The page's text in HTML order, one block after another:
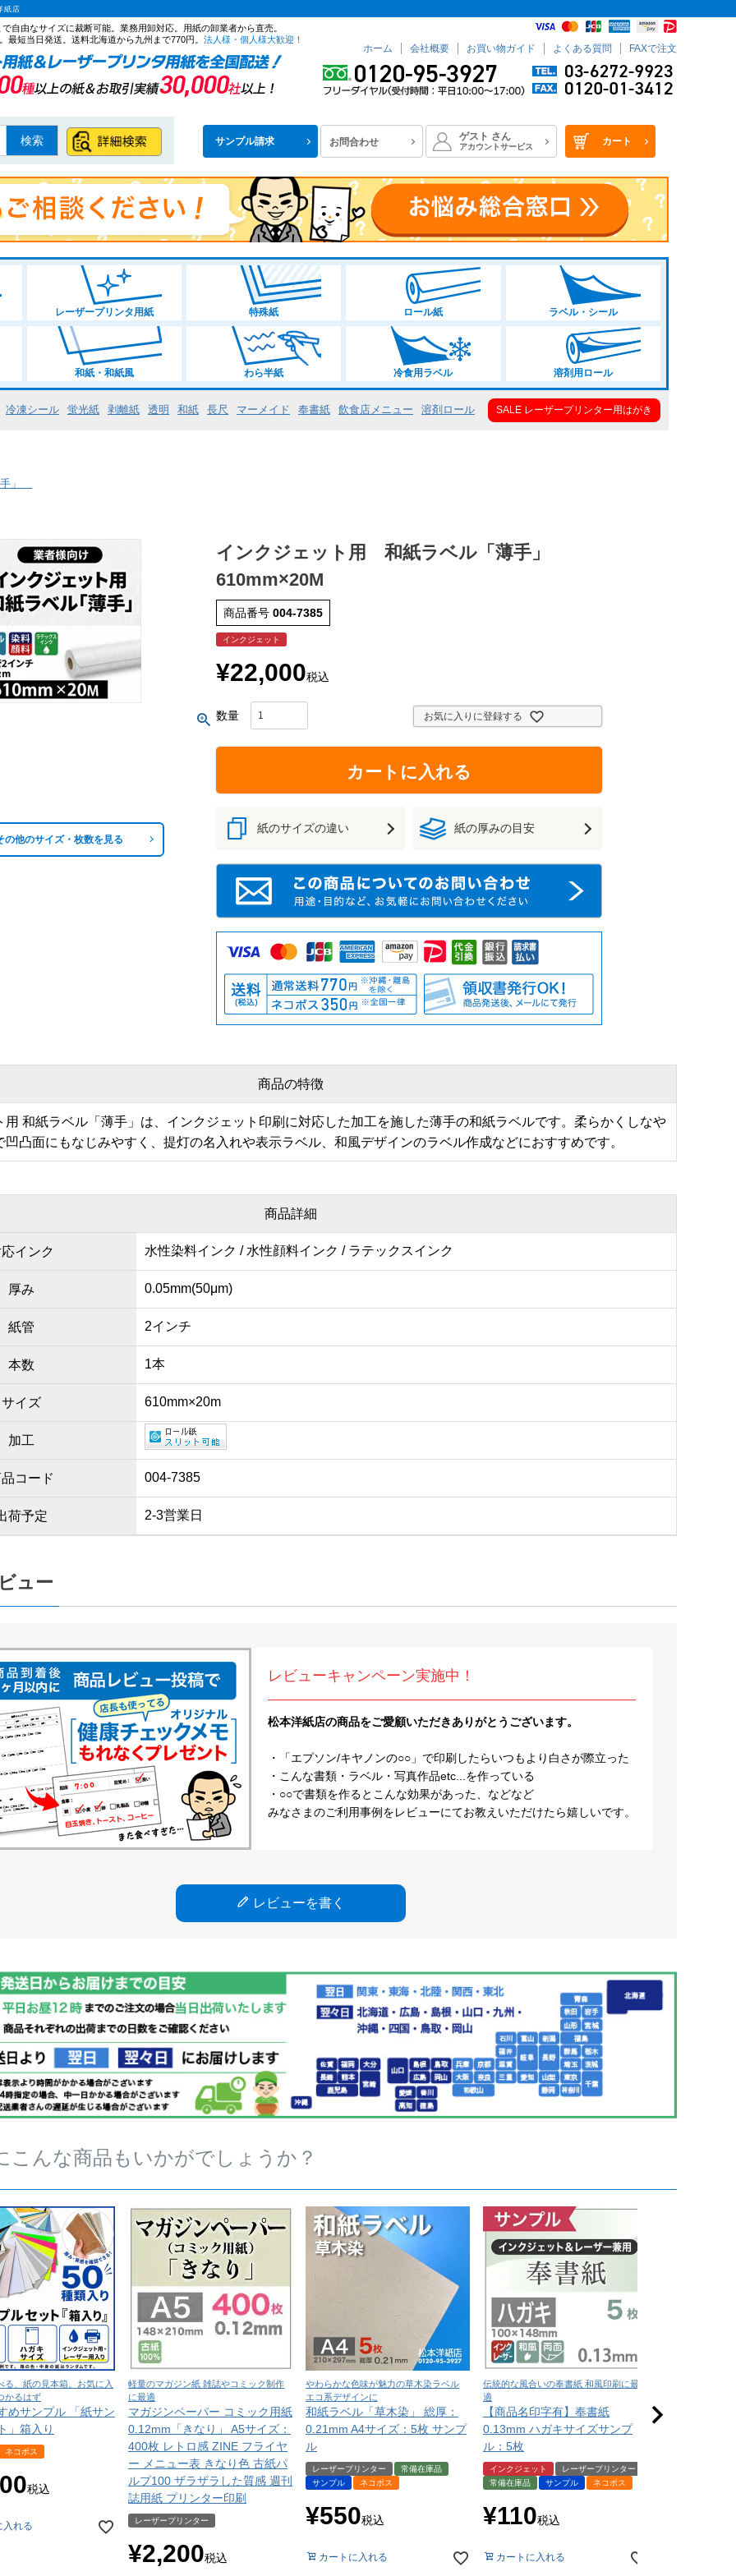
紙店
自由なサイズに裁断可能。業務用卸対応。用紙の卸業者から直売。
最短当日発送。送料北海道から九州まで770円。 法人様・個人様大歓迎！
ホーム 会社概要 お買い物ガイド よくある質問 FAXで注文
サンプル請求 お問合わせ ゲスト さん
アカウントサービス カート
検索
レーザープリンタ用紙 特殊紙 ロール紙 ラベル・シール
和紙・和紙風 わら半紙 冷食用ラベル 溶剤用ロール
冷凍シール 蛍光紙 剥離紙 透明 和紙 長尺 マーメイド 奉書紙 飲食店メニュー 溶剤ロール SALE レーザープリンター用はがき
手」
の他のサイズ・枚数を見る
インクジェット用 和紙ラベル「薄手」
610mm×20M
商品番号 004-7385
インクジェット
¥22,000税込
お気に入りに登録する
カートに入れる
紙のサイズの違い 紙の厚みの目安
商品の特徴
用 和紙ラベル「薄手」は、インクジェット印刷に対応した加工を施した薄手の和紙ラベルです。柔らかくしなや
凹凸面にもなじみやすく、提灯の名入れや表示ラベル、和風デザインのラベル作成などにおすすめです。
商品詳細
インク 水性染料インク / 水性顔料インク / ラテックスインク
厚み 0.05mm(50μm)
紙管 2インチ
本数 1本
サイズ 610mm×20m
加工
コード 004-7385
荷予定 2-3営業日
ュー
レビューキャンペーン実施中！
松本洋紙店の商品をご愛顧いただきありがとうございます。
・「エプソン/キヤノンの○○」で印刷したらいつもより白さが際立った
・こんな書類・ラベル・写真作品etc...を作っている
・○○で書類を作るとこんな効果があった、などなど
みなさまのご利用事例をレビューにてお教えいただけたら嬉しいです。
レビューを書く
こんな商品もいかがでしょうか？
る、紙の見本箱。お気に入
かるはず
めサンプル 「紙サン
」箱入り
ネコポス
税込
入れる
軽量のマガジン紙 雑誌やコミック制作
に最適
マガジンペーパー コミック用紙
0.12mm「きなり」 A5サイズ：
400枚 レトロ感 ZINE フライヤ
ー メニュー表 きなり色 古紙パ
ルプ100 ザラザラした質感 週刊
誌用紙 プリンター印刷
レーザープリンター
¥2,200税込
やわらかな色味が魅力の草木染ラベル
エコ系デザインに
和紙ラベル「草木染」 総厚：
0.21mm A4サイズ：5枚 サンプ
ル
レーザープリンター
常備在庫品
サンプル
ネコポス
¥550税込
カートに入れる
伝統的な風合いの奉書紙 和風印刷に最
適
【商品名印字有】奉書紙
0.13mm ハガキサイズサンプ
ル：5枚
インクジェット
レーザープリンター
常備在庫品
サンプル ネコポス
¥110税込
カートに入れる
NTラシャ